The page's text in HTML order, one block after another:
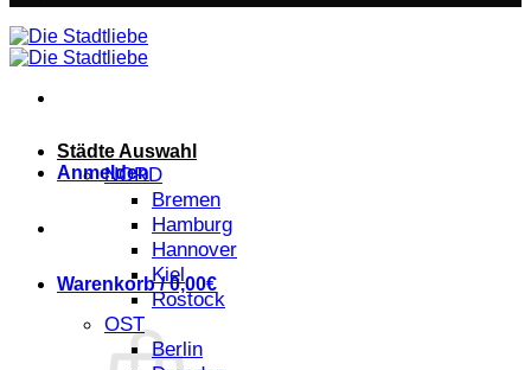
Anmelden
Warenkorb /0,00€
Städte Auswahl
NORD
Bremen
Hamburg
Hannover
Kiel
Rostock
OST
Berlin